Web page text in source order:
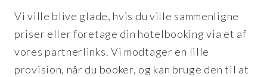
Vi ville blive glade, hvis du ville sammenligne
priser eller foretage din hotelbooking via et af
vores partnerlinks. Vi modtager en lille
provision, når du booker, og kan bruge den til at